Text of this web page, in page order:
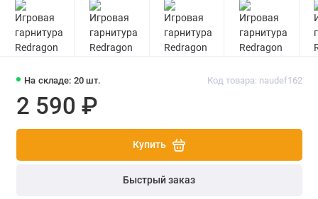
На складе: 20 шт. Код товара: naudef162
2 590 ₽
Купить
Быстрый заказ